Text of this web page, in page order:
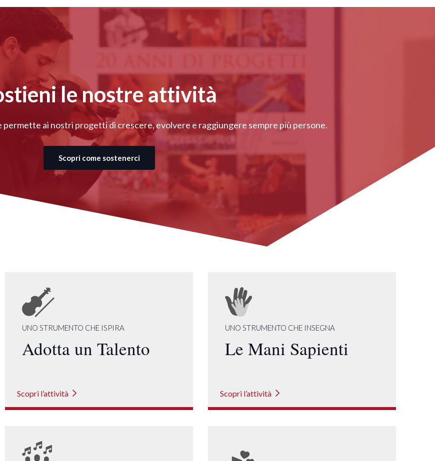
le nostre attività
permette ai nostri progetti di crescere, evolvere e raggiungere sempre più persone.
Scopri come sostenerci
UNO STRUMENTO CHE ISPIRA
Adotta un Talento
Scopri l’attività
UNO STRUMENTO CHE INSEGNA
Le Mani Sapienti
Scopri l’attività